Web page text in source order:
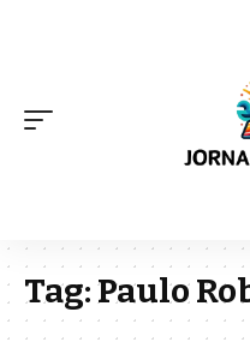
Tag:Paulo